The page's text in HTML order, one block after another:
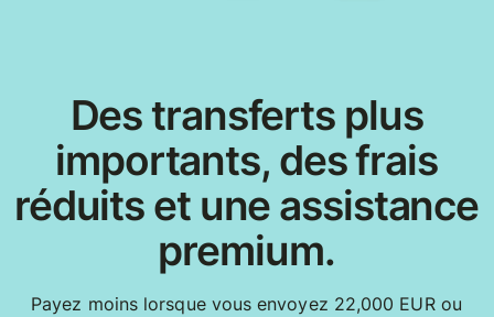
Des transferts plus
importants, des frais
réduits et une assistance
premium.
Payez moins lorsque vous envoyez 22,000 EUR ou